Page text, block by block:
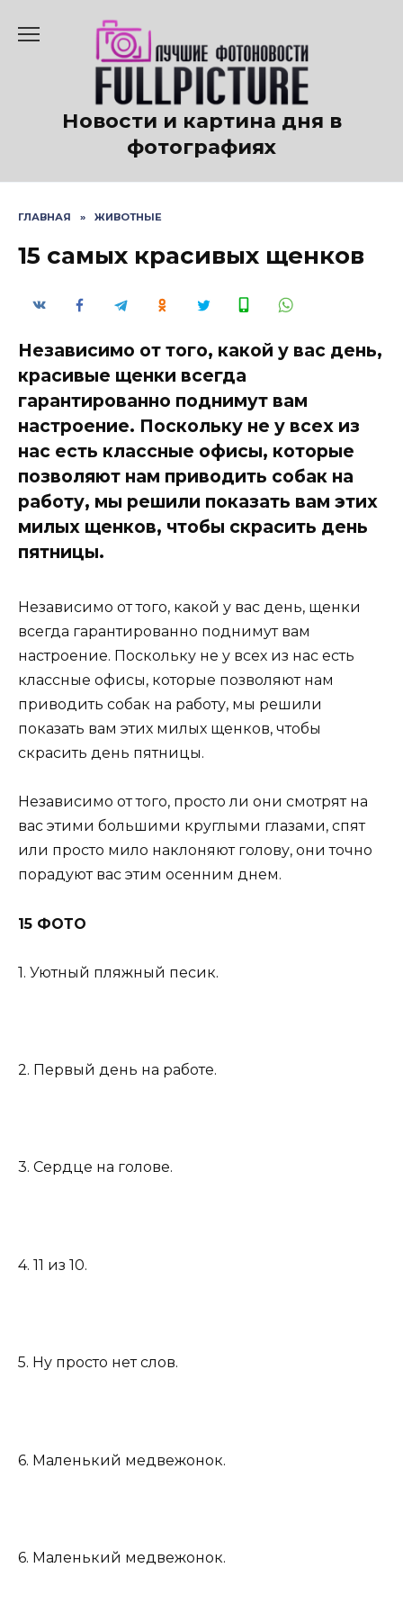
содержанию
Новости и картина дня в
фотографиях
ГЛАВНАЯ » ЖИВОТНЫЕ
15 самых красивых щенков
Независимо от того, какой у вас день,
красивые щенки всегда
гарантированно поднимут вам
настроение. Поскольку не у всех из
нас есть классные офисы, которые
позволяют нам приводить собак на
работу, мы решили показать вам этих
милых щенков, чтобы скрасить день
пятницы.
Независимо от того, какой у вас день, щенки
всегда гарантированно поднимут вам
настроение. Поскольку не у всех из нас есть
классные офисы, которые позволяют нам
приводить собак на работу, мы решили
показать вам этих милых щенков, чтобы
скрасить день пятницы.
Независимо от того, просто ли они смотрят на
вас этими большими круглыми глазами, спят
или просто мило наклоняют голову, они точно
порадуют вас этим осенним днем.
15 ФОТО
1. Уютный пляжный песик.
2. Первый день на работе.
3. Сердце на голове.
4. 11 из 10.
5. Ну просто нет слов.
6. Маленький медвежонок.
6. Маленький медвежонок.